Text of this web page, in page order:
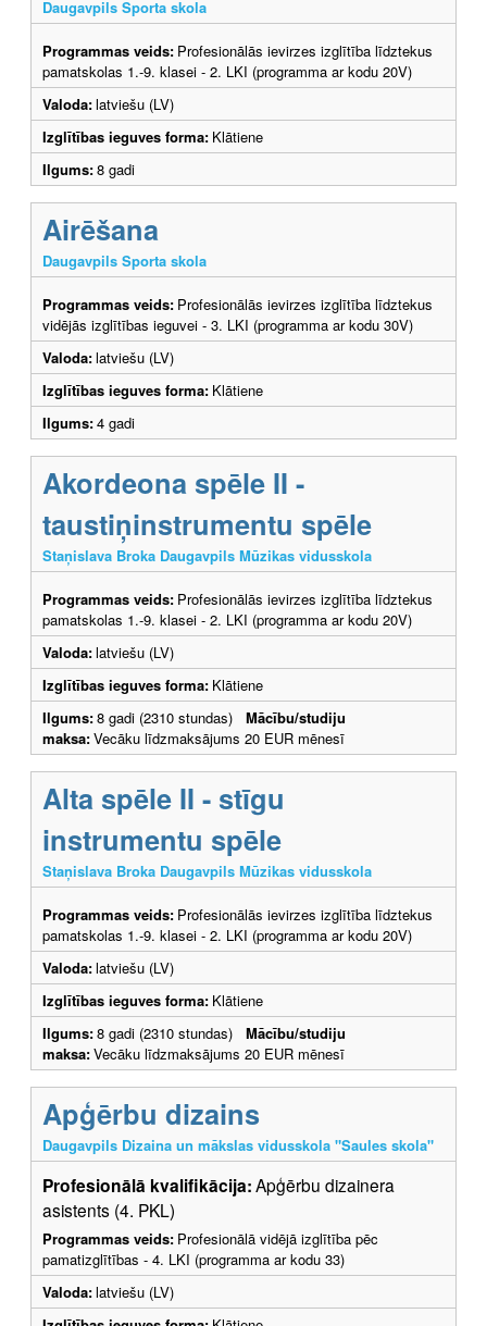
Daugavpils Sporta skola
Programmas veids: Profesionālās ievirzes izglītība līdztekus
pamatskolas 1.-9. klasei - 2. LKI (programma ar kodu 20V)
Valoda:latviešu (LV)
Izglītības ieguves forma: Klātiene
Ilgums:8 gadi
Airēšana
Daugavpils Sporta skola
Programmas veids: Profesionālās ievirzes izglītība līdztekus
vidējās izglītības ieguvei - 3. LKI (programma ar kodu 30V)
Valoda:latviešu (LV)
Izglītības ieguves forma: Klātiene
Ilgums:4 gadi
Akordeona spēle II -
taustiņinstrumentu spēle
Staņislava Broka Daugavpils Mūzikas vidusskola
Programmas veids: Profesionālās ievirzes izglītība līdztekus
pamatskolas 1.-9. klasei - 2. LKI (programma ar kodu 20V)
Valoda:latviešu (LV)
Izglītības ieguves forma: Klātiene
Ilgums:8 gadi (2310 stundas) Mācību/studiju
maksa:Vecāku līdzmaksājums 20 EUR mēnesī
Alta spēle II - stīgu
instrumentu spēle
Staņislava Broka Daugavpils Mūzikas vidusskola
Programmas veids: Profesionālās ievirzes izglītība līdztekus
pamatskolas 1.-9. klasei - 2. LKI (programma ar kodu 20V)
Valoda:latviešu (LV)
Izglītības ieguves forma: Klātiene
Ilgums:8 gadi (2310 stundas) Mācību/studiju
maksa:Vecāku līdzmaksājums 20 EUR mēnesī
Apģērbu dizains
Daugavpils Dizaina un mākslas vidusskola "Saules skola"
Profesionālā kvalifikācija:Apģērbu dizainera
asistents (4. PKL)
Programmas veids: Profesionālā vidējā izglītība pēc
pamatizglītības - 4. LKI (programma ar kodu 33)
Valoda:latviešu (LV)